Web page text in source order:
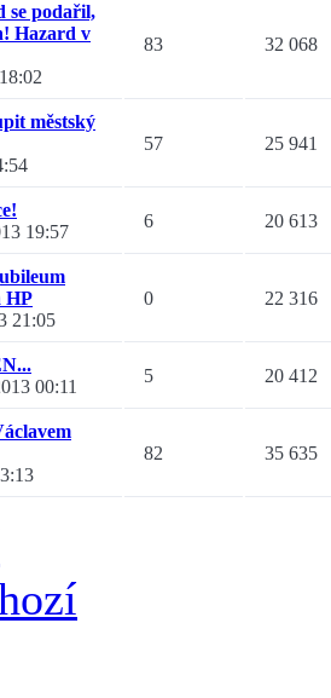
se podařil,
Hazard v
83 32 068
městský
57 25 941
19:57
6 20 613
HP
21:05
0 22 316
00:11
5 20 412
82 35 635